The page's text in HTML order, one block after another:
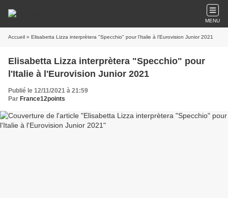
MENU
Accueil » Elisabetta Lizza interprètera "Specchio" pour l'Italie à l'Eurovision Junior 2021
Elisabetta Lizza interprètera "Specchio" pour
l'Italie à l'Eurovision Junior 2021
Publié le 12/11/2021 à 21:59
Par France12points